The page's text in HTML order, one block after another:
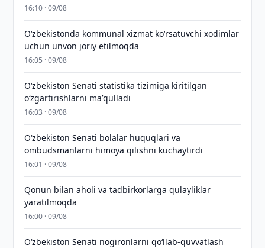
16:10 · 09/08
Oʻzbekistonda kommunal xizmat koʻrsatuvchi xodimlar
uchun unvon joriy etilmoqda
16:05 · 09/08
Oʻzbekiston Senati statistika tizimiga kiritilgan
oʻzgartirishlarni maʼqulladi
16:03 · 09/08
Oʻzbekiston Senati bolalar huquqlari va
ombudsmanlarni himoya qilishni kuchaytirdi
16:01 · 09/08
Qonun bilan aholi va tadbirkorlarga qulayliklar
yaratilmoqda
16:00 · 09/08
Oʻzbekiston Senati nogironlarni qoʻllab-quvvatlash